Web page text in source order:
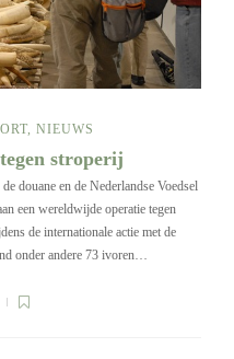
, NIEUWS
stroperij
douane en de Nederlandse Voedsel
een wereldwijde operatie tegen
de internationale actie met de
onder andere 73 ivoren…